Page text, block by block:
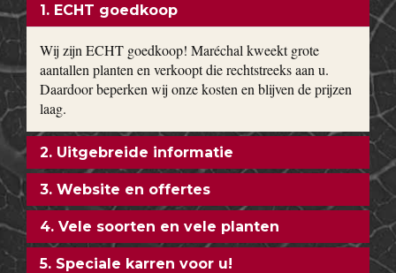
1. ECHT goedkoop
Wij zijn ECHT goedkoop! Maréchal kweekt grote
aantallen planten en verkoopt die rechtstreeks aan u.
Daardoor beperken wij onze kosten en blijven de prijzen
laag.
2. Uitgebreide informatie
3. Website en offertes
4. Vele soorten en vele planten
5. Speciale karren voor u!